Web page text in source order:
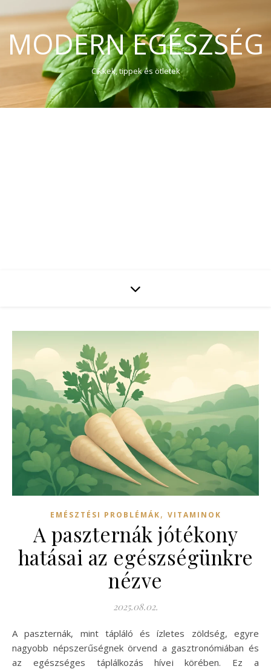
MODERN EGÉSZSÉG
Cikkek, tippek és ötletek
EMÉSZTÉSI PROBLÉMÁK, VITAMINOK
A paszternák jótékony
hatásai az egészségünkre
nézve
2025.08.02.
A paszternák, mint tápláló és ízletes zöldség, egyre
nagyobb népszerűségnek örvend a gasztronómiában és
az egészséges táplálkozás hívei körében. Ez a